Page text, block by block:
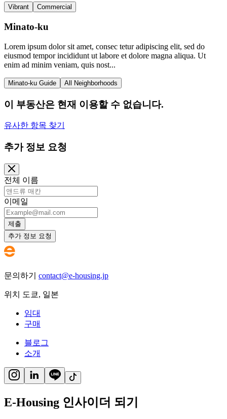
Vibrant Commercial
Minato-ku
Lorem ipsum dolor sit amet, consec tetur adipiscing elit, sed do
eiusmod tempor incididunt ut labore et dolore magna aliqua. Ut
enim ad minim veniam, quis nost...
Minato-ku Guide All Neighborhoods
이 부동산은 현재 이용할 수 없습니다.
유사한 항목 찾기
추가 정보 요청
전체 이름
이메일
제출
추가 정보 요청
문의하기 contact@e-housing.jp
위치 도쿄, 일본
임대
구매
블로그
소개
E-Housing 인사이더 되기